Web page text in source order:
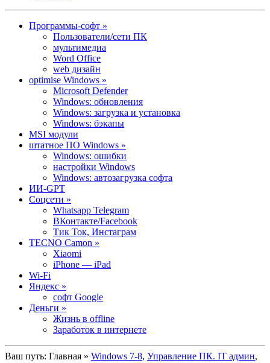
Программы-софт »
Пользователи/сети ПК
мультимедиа
Word Office
web дизайн
optimise Windows »
Microsoft Defender
Windows: обновления
Windows: загрузка и установка
Windows: бэкапы
MSI модули
штатное ПО Windows »
Windows: ошибки
настройки Windows
Windows: автозагрузка софта
ИИ-GPT
Cоцсети »
Whatsapp Telegram
ВКонтакте/Facebook
Тик Ток, Инстаграм
TECNO Camon »
Xiaomi
iPhone — iPad
Wi-Fi
Яндекс »
софт Google
Деньги »
Жизнь в offline
Заработок в интернете
Ваш путь: Главная » Windows 7-8, Управление ПК. IT админ,